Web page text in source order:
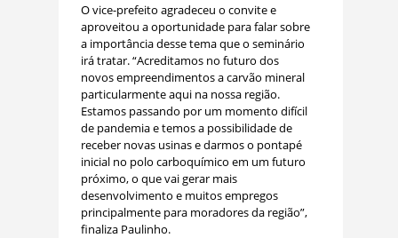
O vice-prefeito agradeceu o convite e
aproveitou a oportunidade para falar sobre
a importância desse tema que o seminário
irá tratar. “Acreditamos no futuro dos
novos empreendimentos a carvão mineral
particularmente aqui na nossa região.
Estamos passando por um momento difícil
de pandemia e temos a possibilidade de
receber novas usinas e darmos o pontapé
inicial no polo carboquímico em um futuro
próximo, o que vai gerar mais
desenvolvimento e muitos empregos
principalmente para moradores da região”,
finaliza Paulinho.